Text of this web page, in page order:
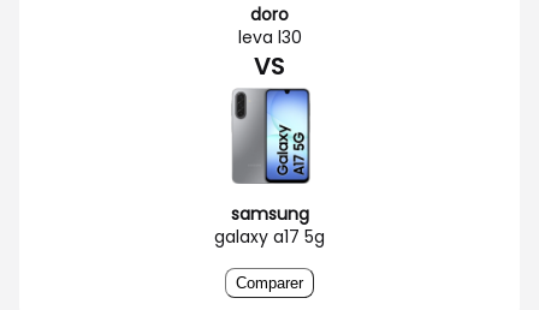
doro
leva l30
VS
samsung
galaxy a17 5g
Comparer